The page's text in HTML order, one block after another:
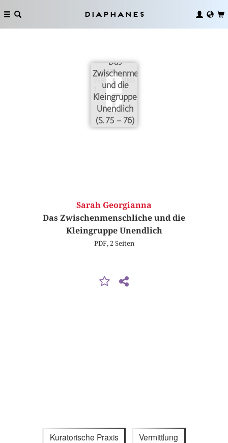
Diaphanes
Das
Zwischenmenschliche
und die
Kleingruppe
Unendlich
(S. 75 – 76)
Sarah Georgianna
Das Zwischenmenschliche und die
Kleingruppe Unendlich
PDF, 2 Seiten
Kuratorische Praxis Vermittlung